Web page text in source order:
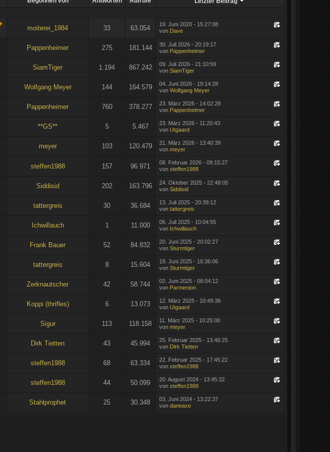
moiterei_1984 33 63.054
19. Juni 2020 - 15:27:08
von Dave
Pappenheimer 275 181.144
30. Juli 2026 - 20:19:17
von Pappenheimer
SiamTiger 1.194 867.242
09. Juli 2026 - 21:10:59
von SiamTiger
Wolfgang Meyer 144 164.579
04. Juni 2026 - 19:14:28
von Wolfgang Meyer
Pappenheimer 760 378.277
23. März 2026 - 14:02:28
von Pappenheimer
**GS** 5 5.467
23. März 2026 - 11:20:43
von Utgaard
meyer 103 120.479
21. März 2026 - 13:40:39
von meyer
steffen1988 157 96.971
08. Februar 2026 - 09:15:27
von steffen1988
Siddisid 202 163.796
24. Oktober 2025 - 22:48:05
von Siddisid
tattergreis 30 36.684
13. Juli 2025 - 20:39:12
von tattergreis
Ichwillauch 1 11.000
06. Juli 2025 - 10:04:55
von Ichwillauch
Frank Bauer 52 84.832
20. Juni 2025 - 20:02:27
von Sturmtiger
tattergreis 8 15.604
19. Juni 2025 - 16:36:06
von Sturmtiger
Zerknautscher 42 58.744
02. Juni 2025 - 08:04:12
von Parmenion
Koppi (thrifles) 6 13.073
12. März 2025 - 10:49:36
von Utgaard
Sigur 113 118.158
11. März 2025 - 10:25:00
von meyer
Dirk Tietten 43 45.994
25. Februar 2025 - 13:48:25
von Dirk Tietten
steffen1988 68 63.334
22. Februar 2025 - 17:45:22
von steffen1988
steffen1988 44 50.099
20. August 2024 - 13:45:32
von steffen1988
Stahlprophet 25 30.348
03. Juni 2024 - 13:22:37
von daneaxe